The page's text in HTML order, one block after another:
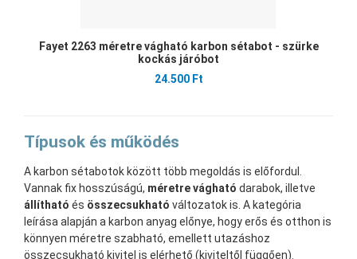
Fayet 2263 méretre vágható karbon sétabot - szürke
kockás járóbot
24.500 Ft
Típusok és működés
A karbon sétabotok között több megoldás is előfordul.
Vannak fix hosszúságú, méretre vágható darabok, illetve
állítható és összecsukható változatok is. A kategória
leírása alapján a karbon anyag előnye, hogy erős és otthon is
könnyen méretre szabható, emellett utazáshoz
összecsukható kivitel is elérhető (kiviteltől függően).